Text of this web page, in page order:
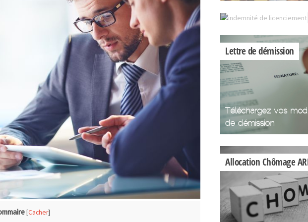
[Cacher]
licenciement
licenciement
Lettre de démission
Téléchargez vos
de démission
Allocation Chômage